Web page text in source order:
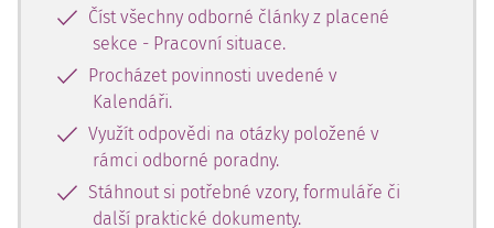
Číst všechny odborné články z placené
sekce - Pracovní situace.
Procházet povinnosti uvedené v
Kalendáři.
Využít odpovědi na otázky položené v
rámci odborné poradny.
Stáhnout si potřebné vzory, formuláře či
další praktické dokumenty.